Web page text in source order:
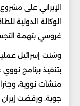
الإيراني على
الوكالة الدولية
غروسي بتهمة
بتنفيذ برنامج
منشآت نووية،
جوية. ورفضت إيران